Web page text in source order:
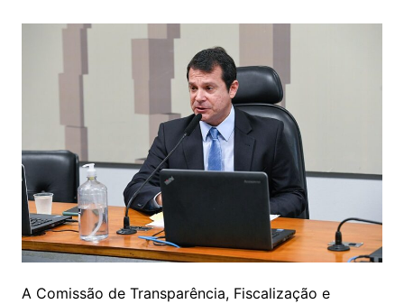
A Comissão de Transparência, Fiscalização e